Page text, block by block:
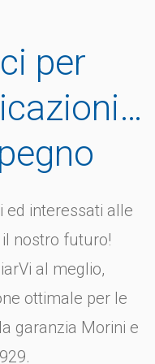
per
ed interessati alle
nostro futuro!
al meglio,
ottimale per le
garanzia Morini e